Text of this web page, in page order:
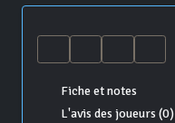
Fiche et notes
L'avis des joueurs (0)